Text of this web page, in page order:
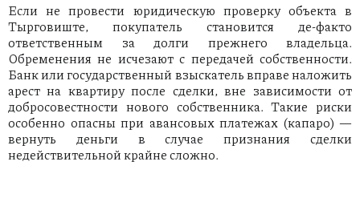
Если не провести юридическую проверку объекта в
Тырговиште, покупатель становится де-факто
ответственным за долги прежнего владельца.
Обременения не исчезают с передачей собственности.
Банк или государственный взыскатель вправе наложить
арест на квартиру после сделки, вне зависимости от
добросовестности нового собственника. Такие риски
особенно опасны при авансовых платежах (капаро) —
вернуть деньги в случае признания сделки
недействительной крайне сложно.